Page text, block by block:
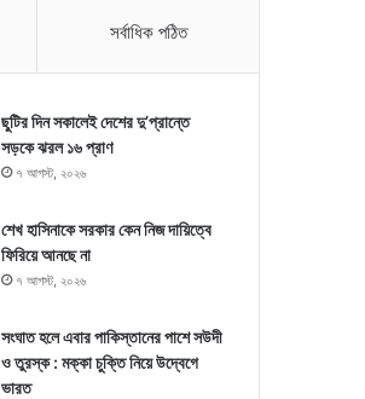
সর্বাধিক পঠিত
ছুটির দিন সকালেই দেশের দু’প্রান্তে
সড়কে ঝরল ১৬ প্রাণ
৭ আগস্ট, ২০২৬
শেখ হাসিনাকে সরকার কেন নিজ দায়িত্বে
ফিরিয়ে আনছে না
৭ আগস্ট, ২০২৬
সংঘাত হলে এবার পাকিস্তানের পাশে সউদী
ও তুরস্ক : মক্কা চুক্তি নিয়ে উদ্বেগে
ভারত